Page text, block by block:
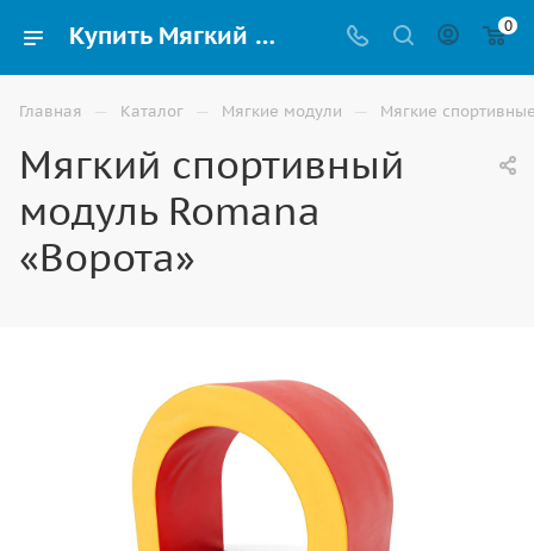
Купить Мягкий спортивный модуль Romana «Ворота» по низким ценам в Ростове-на-Дону 0
Главная — Каталог — Мягкие модули — Мягкие
Мягкий спортивный
модуль Romana
«Ворота»